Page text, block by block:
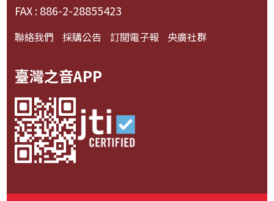
FAX : 886-2-28855423
聯絡我們 採購公告 訂閱電子報 央廣社群
臺灣之音APP